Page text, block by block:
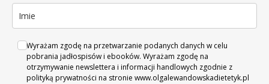
Wyrażam zgodę na przetwarzanie podanych danych w celu
pobrania jadłospisów i ebooków. Wyrażam zgodę na
otrzymywanie newslettera i informacji handlowych zgodnie z
polityką prywatności na stronie www.olgalewandowskadietetyk.pl